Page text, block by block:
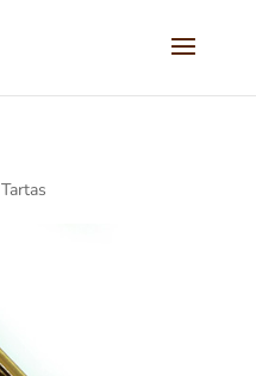
Tartas